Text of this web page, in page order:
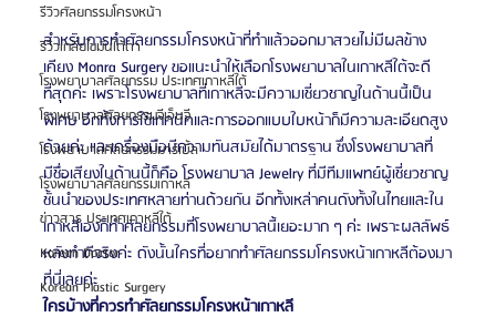
รีวิวศัลยกรรมโครงหน้า
รีวิวเกลี่ยไขมันใต้ตา
โรงพยาบาลศัลยกรรม ประเทศเกาหลีใต้
โรงพยาบาลศัลยกรรมจีเอ็นจี
โรงพยาบาลศัลยกรรมมาร์เบิ้ล
โรงพยาบาลศัลยกรรมเกาหลี
ข่าวสาร ประเทศเกาหลีใต้
Korean Doctor
Korean Plastic Surgery
สำหรับการทำศัลยกรรมโครงหน้าที่ทำแล้วออกมาสวยไม่มีผลข้าง
เคียง Monra Surgery ขอแนะนำให้เลือกโรงพยาบาลในเกาหลีใต้จะดี
ที่สุดค่ะ เพราะโรงพยาบาลที่เกาหลีจะมีความเชี่ยวชาญในด้านนี้เป็น
พิเศษ อีกทั้งการใช้เทคนิคและการออกแบบใบหน้าก็มีความละเอียดสูง
ด้วยค่ะ และเครื่องมือมีความทันสมัยได้มาตรฐาน ซึ่งโรงพยาบาลที่
มีชื่อเสียงในด้านนี้ก็คือ โรงพยาบาล Jewelry ที่มีทีมแพทย์ผู้เชี่ยวชาญ
ชั้นนำของประเทศหลายท่านด้วยกัน อีกทั้งเหล่าคนดังทั้งในไทยและใน
เกาหลีเองก็ทำศัลยกรรมที่โรงพยาบาลนี้เยอะมาก ๆ ค่ะ เพราะผลลัพธ์
หลังทำดีจริงค่ะ ดังนั้นใครที่อยากทำศัลยกรรมโครงหน้าเกาหลีต้องมา
ที่นี่เลยค่ะ
ใครบ้างที่ควรทำศัลยกรรมโครงหน้าเกาหลี